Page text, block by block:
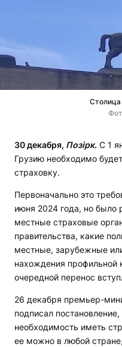
Столица
30 декабря, Позірк. С 1
Грузию необходимо
страховку.
Первоначально это
июня 2024 года, но было
местные страховые
правительства, какие
местные, зарубежные
нахождения профильной
очередной перенос
26 декабря премьер-
подписал
необходимость иметь
ее можно в любой